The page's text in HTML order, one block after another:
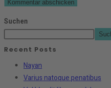
Suchen
Recent Posts
Nayan
Varius natoque penatibus